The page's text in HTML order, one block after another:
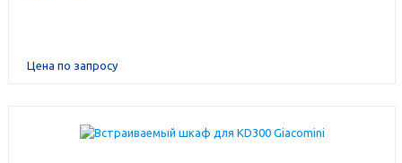
Цена по запросу